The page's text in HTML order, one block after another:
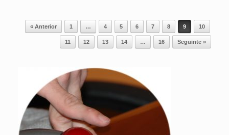
Post navigation
« Anterior 1 … 4 5 6 7 8 9 10
11 12 13 14 … 16 Seguinte »